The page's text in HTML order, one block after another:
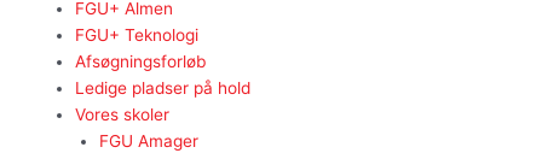
FGU+ Almen
FGU+ Teknologi
Afsøgningsforløb
Ledige pladser på hold
Vores skoler
FGU Amager